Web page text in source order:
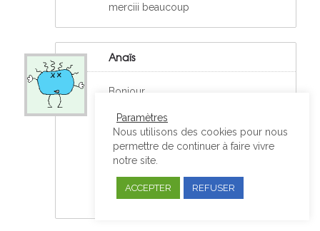
merciii beaucoup
Anaïs
Bonjour ,
présentation en S.V.T et il me faut le
programme de 4 ème pour
demain,merci de me donner le
plus rapidement possible .
Merci par avance .
Paramètres
Nous utilisons des cookies pour nous
permettre de continuer à faire vivre
notre site.
ACCEPTER REFUSER